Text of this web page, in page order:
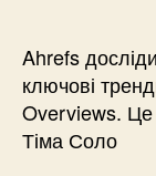
Ahrefs
ключові
Overviews.
Тіма Соло